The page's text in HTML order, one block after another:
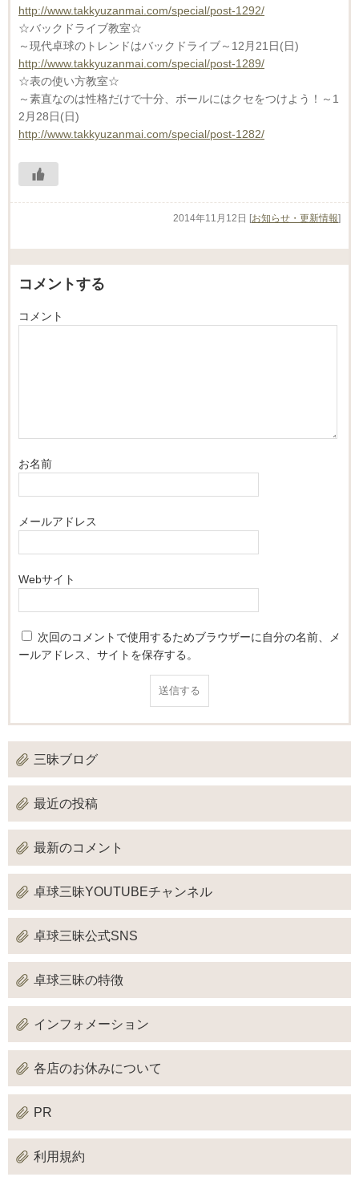
http://www.takkyuzanmai.com/special/post-1292/
☆バックドライブ教室☆
～現代卓球のトレンドはバックドライブ～12月21日(日)
http://www.takkyuzanmai.com/special/post-1289/
☆表の使い方教室☆
～素直なのは性格だけで十分、ボールにはクセをつけよう！～1
2月28日(日)
http://www.takkyuzanmai.com/special/post-1282/
2014年11月12日 [お知らせ・更新情報]
コメントする
コメント
お名前
メールアドレス
Webサイト
次回のコメントで使用するためブラウザーに自分の名前、メ
ールアドレス、サイトを保存する。
三昧ブログ
最近の投稿
最新のコメント
卓球三昧YOUTUBEチャンネル
卓球三昧公式SNS
卓球三昧の特徴
インフォメーション
各店のお休みについて
PR
利用規約